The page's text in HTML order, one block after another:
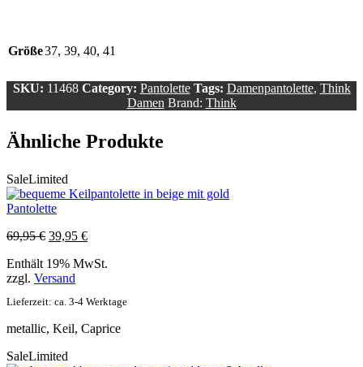
Größe37, 39, 40, 41
SKU: 11468 Category: Pantolette Tags: Damenpantolette, Think
Damen Brand: Think
Ähnliche Produkte
SaleLimited
Pantolette
69,95€ Ursprünglicher
war:
69,95 €
39,95 €Aktueller
ist:
Enthält 19% MwSt.
zzgl. Versand
Lieferzeit: ca. 3-4 Werktage
metallic, Keil, Caprice
SaleLimited